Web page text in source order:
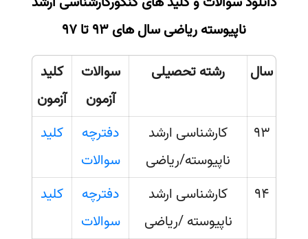
ناپیوسته ریاضی سال های 93 تا 97
سال
رشته تحصیلی
سوالات
آزمون
کلید
آزمون
93
کارشناسی ارشد
ناپیوسته/ریاضی
دفترچه
سوالات
کلید
94
کارشناسی ارشد
ناپیوسته /ریاضی
دفترچه
سوالات
کلید